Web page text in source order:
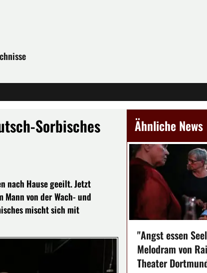
Sorbisches
nach Hause geeilt. Jetzt
von der Wach- und
mischt sich mit
Ähnliche News
"Angst essen
Melodram von
Theater